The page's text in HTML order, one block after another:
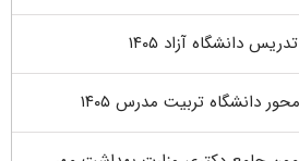
دانشگاه آزاد ۱۴۰۵
دانشگاه تربیت مدرس ۱۴۰۵